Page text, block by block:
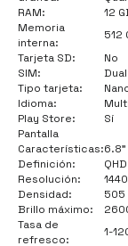
RAM:
12
Memoria
interna:
512
Tarjeta SD:
No
SIM:
Tipo tarjeta:
Idioma:
Play Store:
Sí
Pantalla
Características:6.8"
Definición:
QHD
Resolución:
Densidad:
505
Brillo máximo:
Tasa de
refresco:
1-